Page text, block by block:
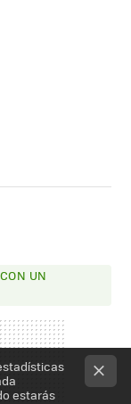
UN
estarás